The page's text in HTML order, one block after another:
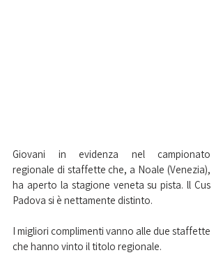
Giovani in evidenza nel campionato
regionale di staffette che, a Noale (Venezia),
ha aperto la stagione veneta su pista. ll Cus
Padova si è nettamente distinto.
I migliori complimenti vanno alle due staffette
che hanno vinto il titolo regionale.